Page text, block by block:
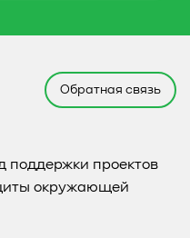
Обратная связь
поддержки проектов
окружающей